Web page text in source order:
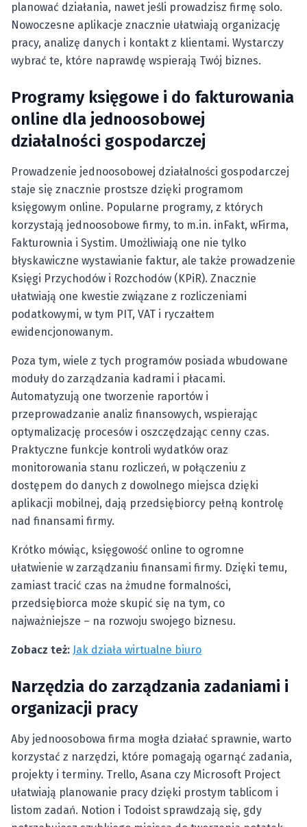
planować działania, nawet jeśli prowadzisz firmę solo.
Nowoczesne aplikacje znacznie ułatwiają organizację
pracy, analizę danych i kontakt z klientami. Wystarczy
wybrać te, które naprawdę wspierają Twój biznes.
Programy księgowe i do fakturowania
online dla jednoosobowej
działalności gospodarczej
Prowadzenie jednoosobowej działalności gospodarczej
staje się znacznie prostsze dzięki programom
księgowym online. Popularne programy, z których
korzystają jednoosobowe firmy, to m.in. inFakt, wFirma,
Fakturownia i Systim. Umożliwiają one nie tylko
błyskawiczne wystawianie faktur, ale także prowadzenie
Księgi Przychodów i Rozchodów (KPiR). Znacznie
ułatwiają one kwestie związane z rozliczeniami
podatkowymi, w tym PIT, VAT i ryczałtem
ewidencjonowanym.
Poza tym, wiele z tych programów posiada wbudowane
moduły do zarządzania kadrami i płacami.
Automatyzują one tworzenie raportów i
przeprowadzanie analiz finansowych, wspierając
optymalizację procesów i oszczędzając cenny czas.
Praktyczne funkcje kontroli wydatków oraz
monitorowania stanu rozliczeń, w połączeniu z
dostępem do danych z dowolnego miejsca dzięki
aplikacji mobilnej, dają przedsiębiorcy pełną kontrolę
nad finansami firmy.
Krótko mówiąc, księgowość online to ogromne
ułatwienie w zarządzaniu finansami firmy. Dzięki temu,
zamiast tracić czas na żmudne formalności,
przedsiębiorca może skupić się na tym, co
najważniejsze – na rozwoju swojego biznesu.
Zobacz też: Jak działa wirtualne biuro
Narzędzia do zarządzania zadaniami i
organizacji pracy
Aby jednoosobowa firma mogła działać sprawnie, warto
korzystać z narzędzi, które pomagają ogarnąć zadania,
projekty i terminy. Trello, Asana czy Microsoft Project
ułatwiają planowanie pracy dzięki prostym tablicom i
listom zadań. Notion i Todoist sprawdzają się, gdy